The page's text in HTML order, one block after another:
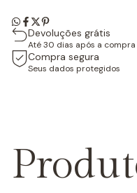
Devoluções grátis
Até 30 dias após a compra
Compra segura
Seus dados protegidos